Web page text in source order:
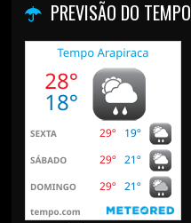
PREVISÃO DO TEMPO